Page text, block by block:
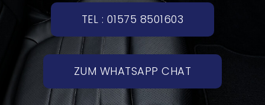
TEL : 01575 8501603
ZUM WHATSAPP CHAT